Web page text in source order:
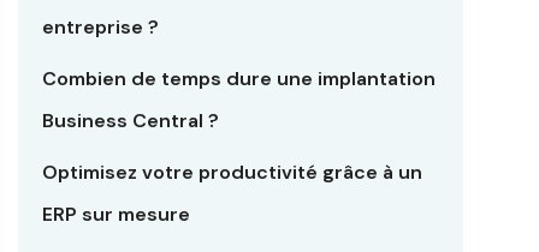
entreprise ?
Combien de temps dure une implantation
Business Central ?
Optimisez votre productivité grâce à un
ERP sur mesure